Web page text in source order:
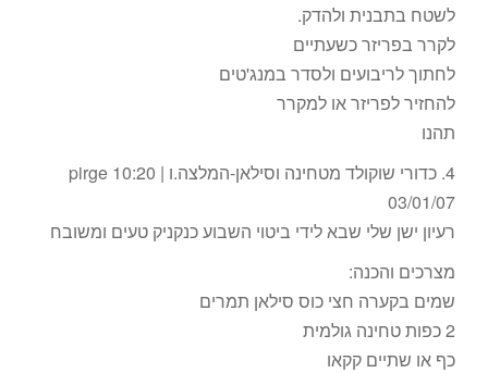
לשטח בתבנית ולהדק.
לקרר בפריזר כשעתיים
לחתוך לריבועים ולסדר במנג'טים
להחזיר לפריזר או למקרר
תהנו
4. כדורי שוקולד מטחינה וסילאן-המלצה.ו pirge 10:20 |
03/01/07
רעיון ישן שלי שבא לידי ביטוי השבוע כנקניק טעים ומשובח
מצרכים והכנה:
שמים בקערה חצי כוס סילאן תמרים
2 כפות טחינה גולמית
כף או שתיים קקאו